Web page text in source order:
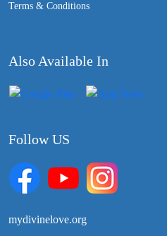
Terms & Conditions
Also Available In
Follow US
mydivinelove.org